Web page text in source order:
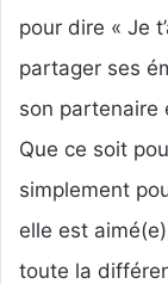
pour dire « Je
partager ses
son partenaire
Que ce soit
simplement
elle est
toute la